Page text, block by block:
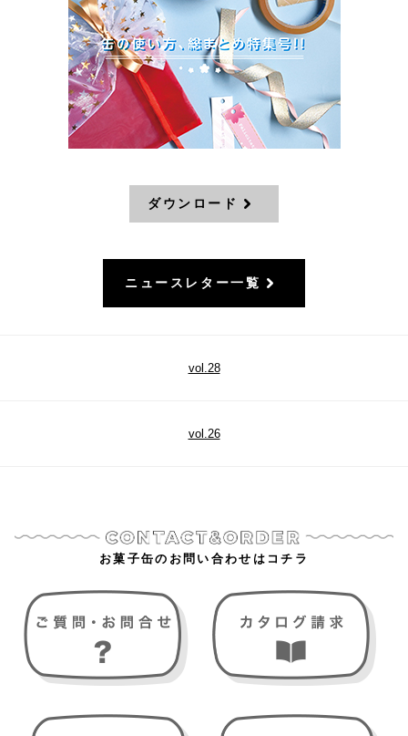
ダウンロード
ニュースレター一覧
vol.28
vol.26
お菓子缶のお問い合わせはコチラ